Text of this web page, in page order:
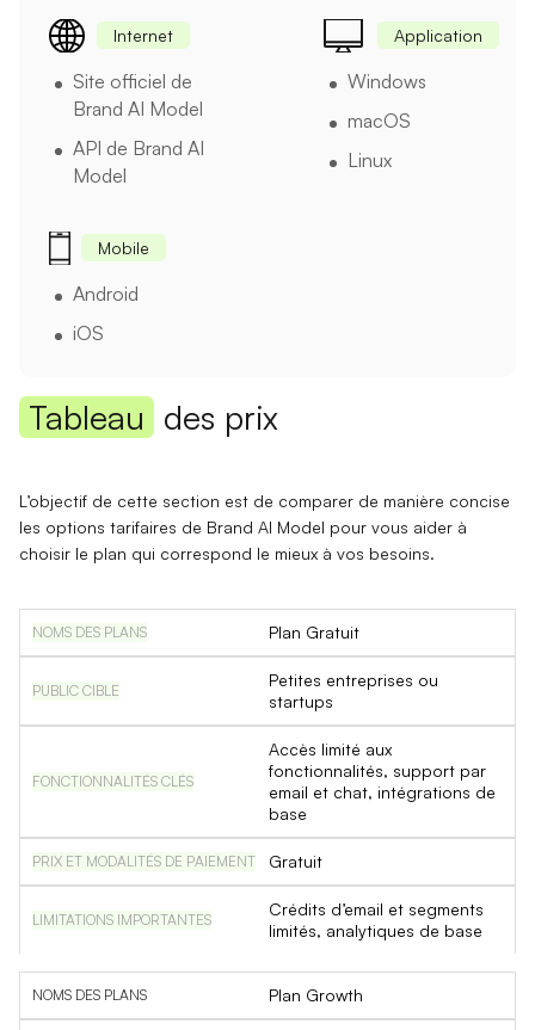
Internet
Site officiel de
Brand AI Model
API de Brand AI
Model
Application
Windows
macOS
Linux
Mobile
Android
iOS
Tableau des prix
L’objectif de cette section est de comparer de manière concise
les options tarifaires de Brand AI Model pour vous aider à
choisir le plan qui correspond le mieux à vos besoins.
Plan Gratuit
Petites entreprises ou
startups
Accès limité aux
fonctionnalités, support par
email et chat, intégrations de
base
Gratuit
Crédits d’email et segments
limités, analytiques de base
Plan Growth